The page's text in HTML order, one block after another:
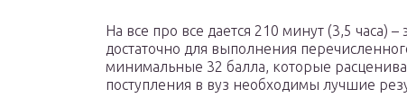
На все про все дается 210 минут (3,5 часа)
достаточно для выполнения
минимальные 32 балла, которые
поступления в вуз необходимы лучшие